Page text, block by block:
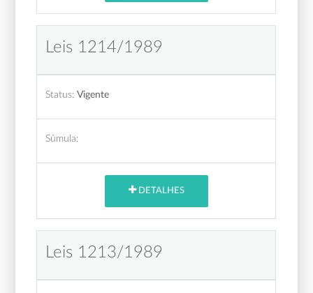
Leis 1214/1989
Status: Vigente
Súmula:
DETALHES
Leis 1213/1989